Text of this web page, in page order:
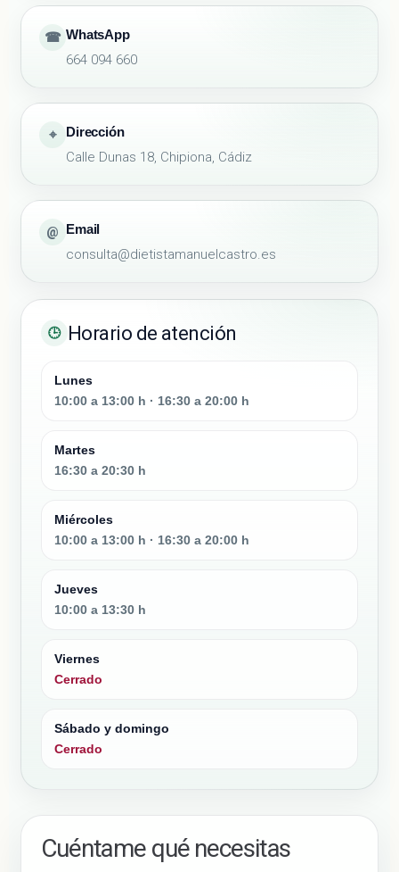
☎ WhatsApp
664 094 660
⌖ Dirección
Calle Dunas 18, Chipiona, Cádiz
@ Email
consulta@dietistamanuelcastro.es
🕒 Horario de atención
Lunes
10:00 a 13:00 h · 16:30 a 20:00 h
Martes
16:30 a 20:30 h
Miércoles
10:00 a 13:00 h · 16:30 a 20:00 h
Jueves
10:00 a 13:30 h
Viernes
Cerrado
Sábado y domingo
Cerrado
Cuéntame qué necesitas